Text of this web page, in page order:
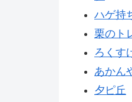
ハゲ持
栗のト
ろくす
あかん
夕ピ丘